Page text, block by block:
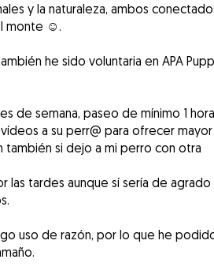
y la naturaleza, ambos
monte ☺️.
he sido voluntaria en APA
de semana, paseo de mínimo 1
a su perr@ para ofrecer mayor
también si dejo a mi perro con otra
las tardes aunque sí sería de agrado
uso de razón, por lo que he